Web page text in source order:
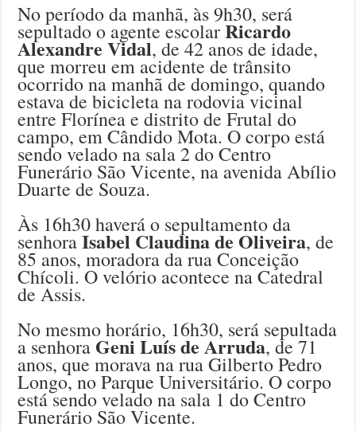
No período da manhã, às 9h30, será
sepultado o agente escolarRicardo
Alexandre Vidal, de 42 anos de idade,
que morreu em acidente de trânsito
ocorrido na manhã de domingo, quando
estava de bicicleta na rodovia vicinal
entre Florínea e distrito de Frutal do
campo, em Cândido Mota. O corpo está
sendo velado na sala 2 do Centro
Funerário São Vicente, na avenida Abílio
Duarte de Souza.
Às 16h30 haverá o sepultamento da
senhoraIsabel Claudina de Oliveira, de
85 anos, moradora da rua Conceição
Chícoli. O velório acontece na Catedral
de Assis.
No mesmo horário, 16h30, será sepultada
a senhora Geni Luís de Arruda, de 71
anos, que morava na rua Gilberto Pedro
Longo, no Parque Universitário. O corpo
está sendo velado na sala 1 do Centro
Funerário São Vicente.